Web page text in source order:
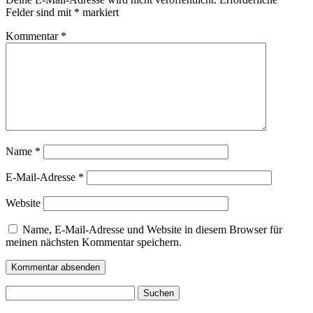
Felder sind mit * markiert
Kommentar *
Name *
E-Mail-Adresse *
Website
Name, E-Mail-Adresse und Website in diesem Browser für
meinen nächsten Kommentar speichern.
nach: